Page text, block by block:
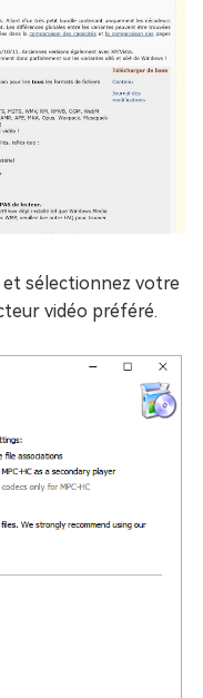
sélectionnez votre
vidéo préféré.